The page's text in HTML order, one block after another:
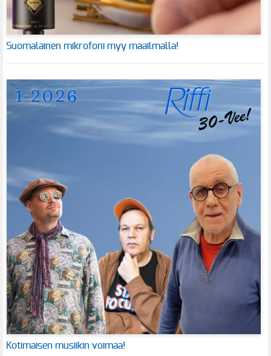
Suomalainen mikrofoni myy maailmalla!
Kotimaisen musiikin voimaa!